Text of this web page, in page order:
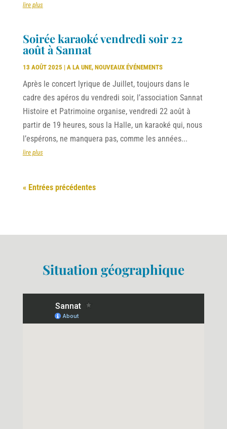
lire plus
Soirée karaoké vendredi soir 22
août à Sannat
13 AOÛT 2025 | A LA UNE, NOUVEAUX ÉVÉNEMENTS
Après le concert lyrique de Juillet, toujours dans le
cadre des apéros du vendredi soir, l’association Sannat
Histoire et Patrimoine organise, vendredi 22 août à
partir de 19 heures, sous la Halle, un karaoké qui, nous
l’espérons, ne manquera pas, comme les années...
lire plus
« Entrées précédentes
Situation géographique